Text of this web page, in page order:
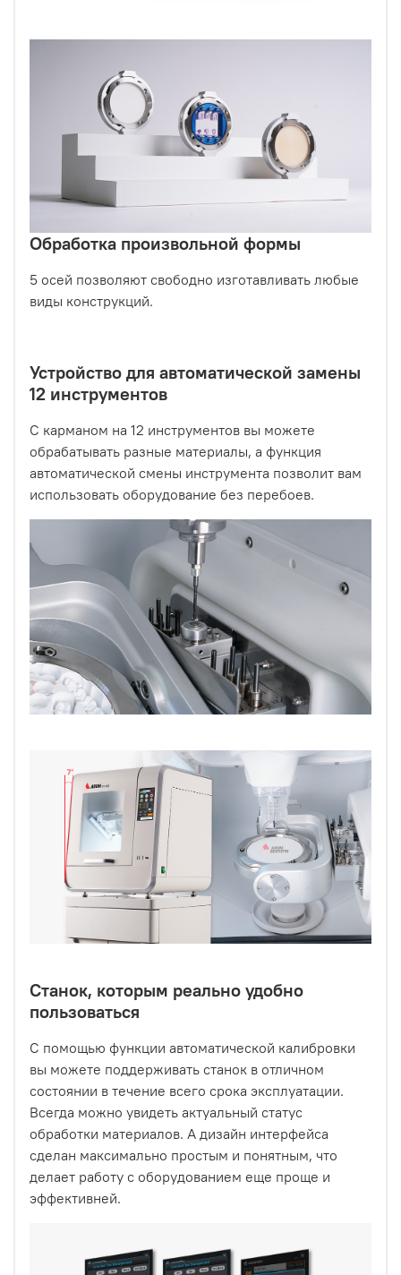
Обработка произвольной формы
5 осей позволяют свободно изготавливать любые
виды конструкций.
Устройство для автоматической замены
12 инструментов
С карманом на 12 инструментов вы можете
обрабатывать разные материалы, а функция
автоматической смены инструмента позволит вам
использовать оборудование без перебоев.
Станок, которым реально удобно
пользоваться
С помощью функции автоматической калибровки
вы можете поддерживать станок в отличном
состоянии в течение всего срока эксплуатации.
Всегда можно увидеть актуальный статус
обработки материалов. А дизайн интерфейса
сделан максимально простым и понятным, что
делает работу с оборудованием еще проще и
эффективней.